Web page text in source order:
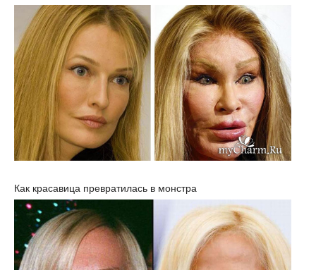
Как красавица превратилась в монстра